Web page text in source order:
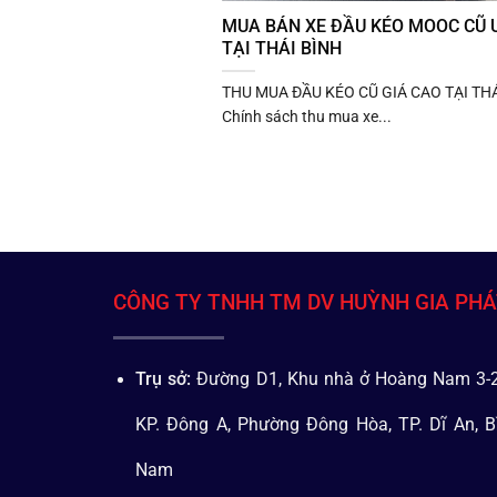
MUA BÁN XE ĐẦU KÉO MOOC CŨ
TẠI THÁI BÌNH
THU MUA ĐẦU KÉO CŨ GIÁ CAO TẠI
Chính sách thu mua xe...
CÔNG TY TNHH TM DV HUỲNH GIA
Trụ sở: Đường D1, Khu nhà ở Hoàng Nam 3-
KP. Đông A, Phường Đông Hòa, TP. Dĩ An,
Nam